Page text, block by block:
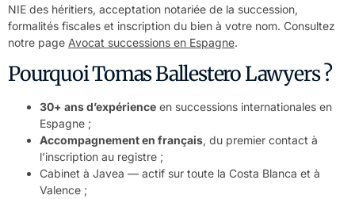
NIE des héritiers, acceptation notariée de la succession,
formalités fiscales et inscription du bien à votre nom. Consultez
notre page Avocat successions en Espagne.
Pourquoi Tomas Ballestero Lawyers ?
30+ ans d’expérience en successions internationales en
Espagne ;
Accompagnement en français, du premier contact à
l’inscription au registre ;
Cabinet à Javea — actif sur toute la Costa Blanca et à
Valence ;